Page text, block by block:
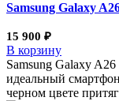
Samsung Galaxy
15 900 ₽
В корзину
Samsung Galaxy
идеальный
черном цвете